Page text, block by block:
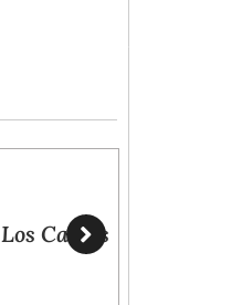
Odisea